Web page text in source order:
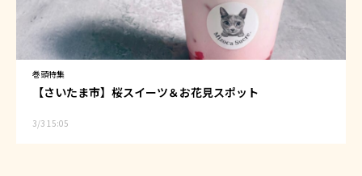
巻頭特集
【さいたま市】桜スイーツ＆お花見スポット
3/3 15:05